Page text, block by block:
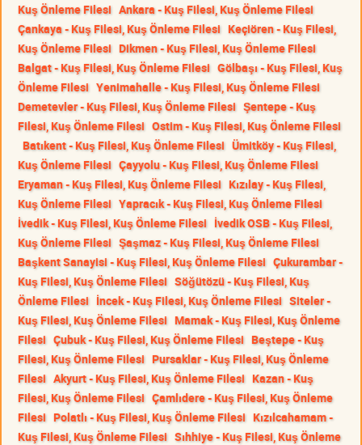
Kuş Önleme Filesi Ankara - Kuş Filesi, Kuş Önleme Filesi
Çankaya - Kuş Filesi, Kuş Önleme Filesi Keçiören - Kuş Filesi,
Kuş Önleme Filesi Dikmen - Kuş Filesi, Kuş Önleme Filesi
Balgat - Kuş Filesi, Kuş Önleme Filesi Gölbaşı - Kuş Filesi, Kuş
Önleme Filesi Yenimahalle - Kuş Filesi, Kuş Önleme Filesi
Demetevler - Kuş Filesi, Kuş Önleme Filesi Şentepe - Kuş
Filesi, Kuş Önleme Filesi Ostim - Kuş Filesi, Kuş Önleme Filesi
Batıkent - Kuş Filesi, Kuş Önleme Filesi Ümitköy - Kuş Filesi,
Kuş Önleme Filesi Çayyolu - Kuş Filesi, Kuş Önleme Filesi
Eryaman - Kuş Filesi, Kuş Önleme Filesi Kızılay - Kuş Filesi,
Kuş Önleme Filesi Yapracık - Kuş Filesi, Kuş Önleme Filesi
İvedik - Kuş Filesi, Kuş Önleme Filesi İvedik OSB - Kuş Filesi,
Kuş Önleme Filesi Şaşmaz - Kuş Filesi, Kuş Önleme Filesi
Başkent Sanayisi - Kuş Filesi, Kuş Önleme Filesi Çukurambar -
Kuş Filesi, Kuş Önleme Filesi Söğütözü - Kuş Filesi, Kuş
Önleme Filesi İncek - Kuş Filesi, Kuş Önleme Filesi Siteler -
Kuş Filesi, Kuş Önleme Filesi Mamak - Kuş Filesi, Kuş Önleme
Filesi Çubuk - Kuş Filesi, Kuş Önleme Filesi Beştepe - Kuş
Filesi, Kuş Önleme Filesi Pursaklar - Kuş Filesi, Kuş Önleme
Filesi Akyurt - Kuş Filesi, Kuş Önleme Filesi Kazan - Kuş
Filesi, Kuş Önleme Filesi Çamlıdere - Kuş Filesi, Kuş Önleme
Filesi Polatlı - Kuş Filesi, Kuş Önleme Filesi Kızılcahamam -
Kuş Filesi, Kuş Önleme Filesi Sıhhiye - Kuş Filesi, Kuş Önleme